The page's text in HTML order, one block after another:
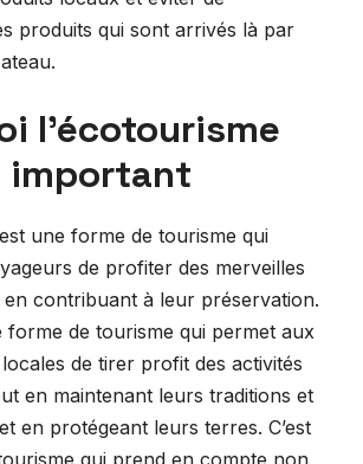
produits qui sont arrivés là par
l’écotourisme
important
une forme de tourisme qui
de profiter des merveilles
contribuant à leur préservation.
forme de tourisme qui permet aux
de tirer profit des activités
en maintenant leurs traditions et
en protégeant leurs terres. C’est
qui prend en compte non